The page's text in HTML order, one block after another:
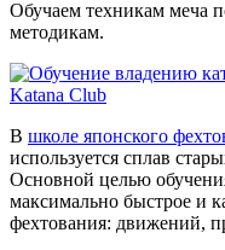
Обучаем техникам меча
методикам.
В школе японского
используется сплав
Основной целью
максимально быстрое и
фехтования: движений,